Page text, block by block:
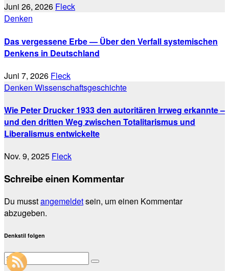
Juni 26, 2026 Fleck
Denken
Das vergessene Erbe — Über den Verfall systemischen
Denkens in Deutschland
Juni 7, 2026 Fleck
Denken Wissenschaftsgeschichte
Wie Peter Drucker 1933 den autoritären Irrweg erkannte –
und den dritten Weg zwischen Totalitarismus und
Liberalismus entwickelte
Nov. 9, 2025 Fleck
Schreibe einen Kommentar
Du musstangemeldetsein, um einen Kommentar
abzugeben.
Denkstil folgen